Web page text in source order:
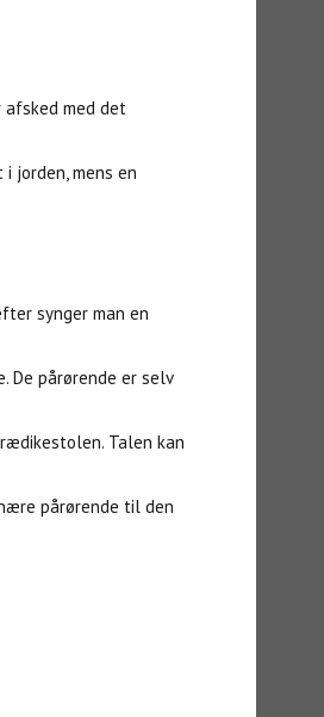
med det
jorden, mens en
synger man en
De pårørende er selv
Talen kan
pårørende til den